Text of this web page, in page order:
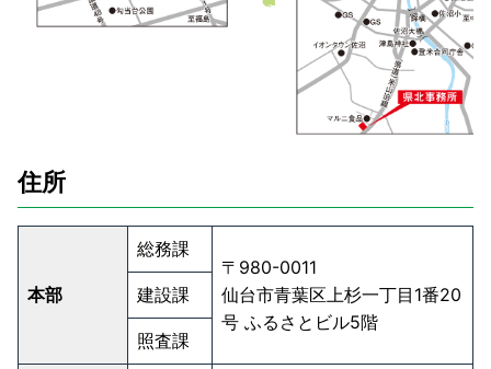
住所
本部
総務課
〒980-0011
仙台市青葉区上杉一丁目1番20
号 ふるさとビル5階
建設課
照査課